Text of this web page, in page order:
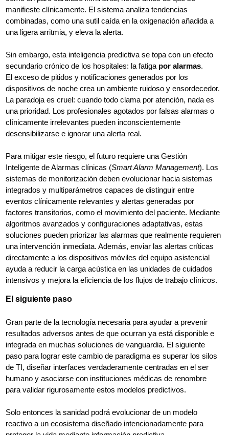
manifieste clínicamente. El sistema analiza tendencias
combinadas, como una sutil caída en la oxigenación añadida a
una ligera arritmia, y eleva la alerta.
Sin embargo, esta inteligencia predictiva se topa con un efecto
secundario crónico de los hospitales: la fatiga por alarmas.
El exceso de pitidos y notificaciones generados por los
dispositivos de noche crea un ambiente ruidoso y ensordecedor.
La paradoja es cruel: cuando todo clama por atención, nada es
una prioridad. Los profesionales agotados por falsas alarmas o
clínicamente irrelevantes pueden inconscientemente
desensibilizarse e ignorar una alerta real.
Para mitigar este riesgo, el futuro requiere una Gestión
Inteligente de Alarmas clínicas (Smart Alarm Management). Los
sistemas de monitorización deben evolucionar hacia sistemas
integrados y multiparámetros capaces de distinguir entre
eventos clínicamente relevantes y alertas generadas por
factores transitorios, como el movimiento del paciente. Mediante
algoritmos avanzados y configuraciones adaptativas, estas
soluciones pueden priorizar las alarmas que realmente requieren
una intervención inmediata. Además, enviar las alertas críticas
directamente a los dispositivos móviles del equipo asistencial
ayuda a reducir la carga acústica en las unidades de cuidados
intensivos y mejora la eficiencia de los flujos de trabajo clínicos.
El siguiente paso
Gran parte de la tecnología necesaria para ayudar a prevenir
resultados adversos antes de que ocurran ya está disponible e
integrada en muchas soluciones de vanguardia. El siguiente
paso para lograr este cambio de paradigma es superar los silos
de TI, diseñar interfaces verdaderamente centradas en el ser
humano y asociarse con instituciones médicas de renombre
para validar rigurosamente estos modelos predictivos.
Solo entonces la sanidad podrá evolucionar de un modelo
reactivo a un ecosistema diseñado intencionadamente para